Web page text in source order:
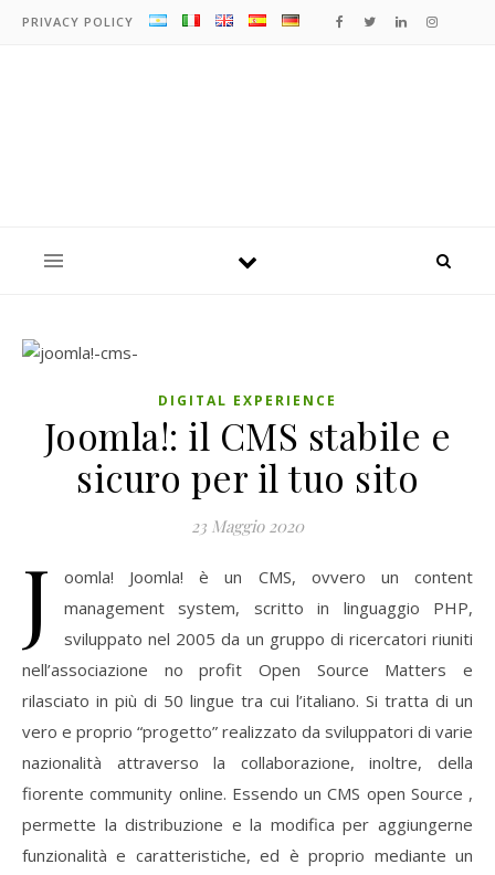
PRIVACY POLICY
DIGITAL EXPERIENCE
Joomla!: il CMS stabile e
sicuro per il tuo sito
23 Maggio 2020
J
oomla! Joomla! è un CMS, ovvero un content
management system, scritto in linguaggio PHP,
sviluppato nel 2005 da un gruppo di ricercatori riuniti
nell’associazione no profit Open Source Matters e
rilasciato in più di 50 lingue tra cui l’italiano. Si tratta di un
vero e proprio “progetto” realizzato da sviluppatori di varie
nazionalità attraverso la collaborazione, inoltre, della
fiorente community online. Essendo un CMS open Source ,
permette la distribuzione e la modifica per aggiungerne
funzionalità e caratteristiche, ed è proprio mediante un